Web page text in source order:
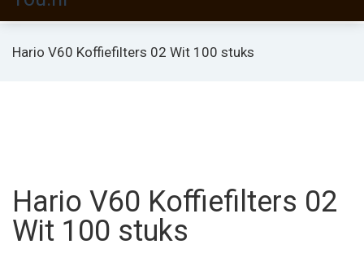
Hario V60 Koffiefilters 02 Wit 100 stuks
Hario V60 Koffiefilters 02
Wit 100 stuks